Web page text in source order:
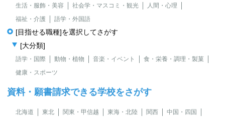
生活・服飾・美容 社会学・マスコミ・観光
人間・心理
福祉・介護
語学・外国語
[目指せる職種]を選択してさがす
[大分類]
語学・国際 動物・植物 音楽・イベント
食・栄養・調理・製菓
健康・スポーツ
資料・願書請求できる学校をさがす
北海道 東北 関東・甲信越 東海・北陸 関西 中国・四国